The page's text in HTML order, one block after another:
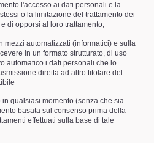
l'accesso ai dati personali e la
o la limitazione del trattamento dei
di opporsi al loro trattamento,
mezzi automatizzati (informatici) e sulla
in un formato strutturato, di uso
automatico i dati personali che lo
diretta ad altro titolare del
qualsiasi momento (senza che sia
basata sul consenso prima della
effettuati sulla base di tale